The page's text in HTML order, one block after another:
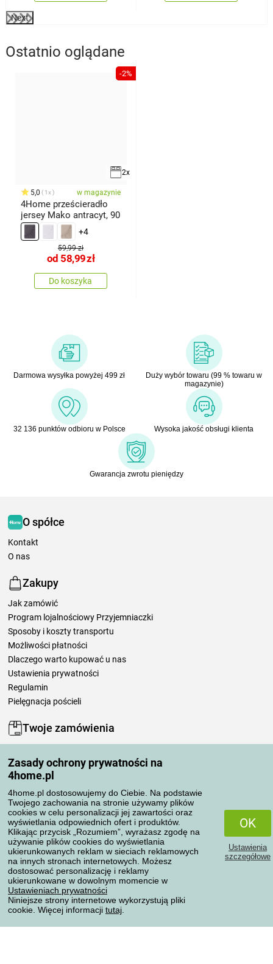
Zasady ochrony prywatności na
4home.pl
4home.pl dostosowujemy do Ciebie. Na podstawie
Twojego zachowania na stronie używamy plików
cookies w celu personalizacji jej zawartości oraz
wyświetlania odpowiednich ofert i produktów.
Klikając przycisk „Rozumiem”, wyrażasz zgodę na
używanie plików cookies do wyświetlania
ukierunkowanych reklam w sieciach reklamowych
na innych stronach internetowych. Możesz
dostosować personalizację i reklamy
ukierunkowane w dowolnym momencie w
Ustawieniach prywatności
Niniejsze strony internetowe wykorzystują pliki
cookie. Więcej informacji tutaj
OK
Ustawienia
szczegółowe
Next
Ostatnio oglądane
-2%
2x
5,0 1x w magazynie
4Home prześcieradło
jersey Mako antracyt, 90
+4
59,99 zł
od 58,99zł
Do koszyka
Darmowa wysyłka powyżej 499 zł
Duży wybór towaru (99 % towaru w
magazynie)
32 136 punktów odbioru w Polsce Wysoka jakość obsługi klienta
Gwarancja zwrotu pieniędzy
O spółce
Kontakt
O nas
Zakupy
Jak zamówić
Program lojalnościowy Przyjemniaczki
Sposoby i koszty transportu
Możliwości płatności
Dlaczego warto kupować u nas
Ustawienia prywatności
Regulamin
Pielęgnacja pościeli
Twoje zamówienia
Moje zamówienia
Reklamacje
Odstąpienie od umowy
Zasady przetwarzania recenzji
Sposoby transportu
Metody płatności